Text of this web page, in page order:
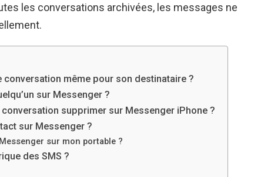
les conversations archivées, les messages ne
conversation même pour son destinataire ?
sur Messenger ?
supprimer sur Messenger iPhone ?
sur Messenger ?
sur mon portable ?
des SMS ?